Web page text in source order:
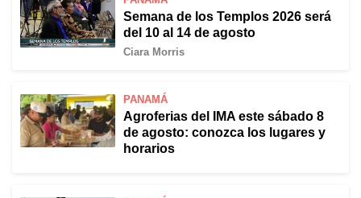
Semana de los Templos 2026 será
del 10 al 14 de agosto
Ciara Morris
PANAMÁ
Agroferias del IMA este sábado 8
de agosto: conozca los lugares y
horarios